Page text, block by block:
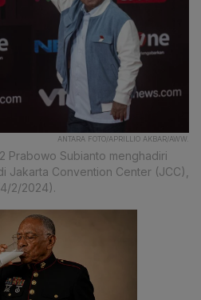
ANTARA FOTO/APRILLIO AKBAR/AWW.
Prabowo Subianto menghadiri
Jakarta Convention Center (JCC),
2/2024).